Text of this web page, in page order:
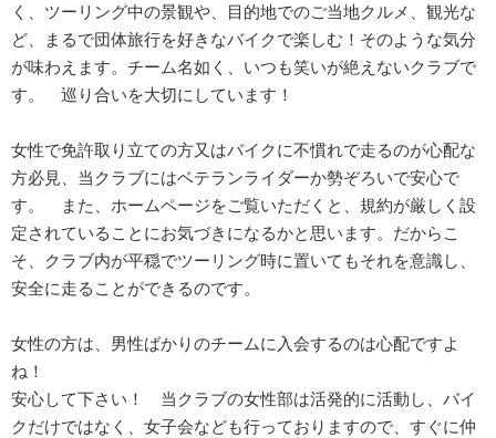
く、ツーリング中の景観や、目的地でのご当地クルメ、観光な
ど、まるで団体旅行を好きなバイクで楽しむ！そのような気分
が味わえます。チーム名如く、いつも笑いが絶えないクラブで
す。 巡り合いを大切にしています！
女性で免許取り立ての方又はバイクに不慣れで走るのが心配な
方必見、当クラブにはベテランライダーか勢ぞろいで安心で
す。 また、ホームページをご覧いただくと、規約が厳しく設
定されていることにお気づきになるかと思います。だからこ
そ、クラブ内が平穏でツーリング時に置いてもそれを意識し、
安全に走ることができるのです。
女性の方は、男性ばかりのチームに入会するのは心配ですよ
ね！
安心して下さい！ 当クラブの女性部は活発的に活動し、バイ
クだけではなく、女子会なども行っておりますので、すぐに仲